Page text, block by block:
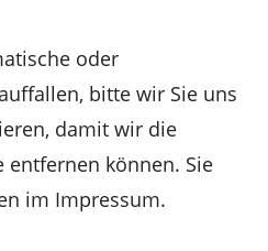
oder
bitte wir Sie uns
damit wir die
können. Sie
im Impressum.